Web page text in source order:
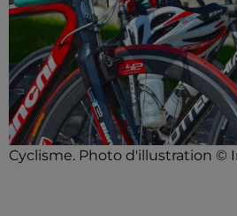
Cyclisme. Photo d'illustration ©